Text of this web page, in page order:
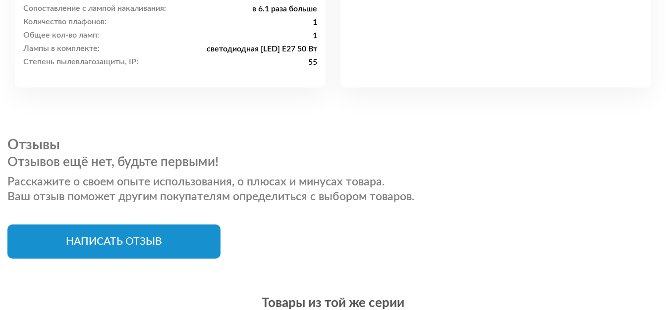
Сопоставление с лампой накаливания:
в 6.1 раза больше
Количество плафонов:
1
Общее кол-во ламп:
1
Лампы в комплекте:
светодиодная [LED] E27 50 Вт
Степень пылевлагозащиты, IP:
55
Отзывы
Отзывов ещё нет, будьте первыми!
Расскажите о своем опыте использования, о плюсах и минусах товара.
Ваш отзыв поможет другим покупателям определиться с выбором товаров.
НАПИСАТЬ ОТЗЫВ
Товары из той же серии